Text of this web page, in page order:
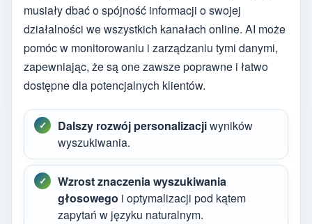
musiały dbać o spójność informacji o swojej
działalności we wszystkich kanałach online. AI może
pomóc w monitorowaniu i zarządzaniu tymi danymi,
zapewniając, że są one zawsze poprawne i łatwo
dostępne dla potencjalnych klientów.
Dalszy rozwój personalizacjiwyników
wyszukiwania.
Wzrost znaczenia wyszukiwania
głosowego i optymalizacji pod kątem
zapytań w języku naturalnym.